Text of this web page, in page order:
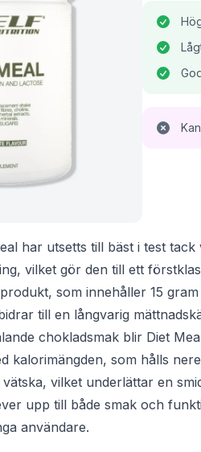
har utsetts till bäst i test
vilket gör den till ett
som innehåller 15
till en långvarig
chokladsmak blir Diet
kalorimängden, som hålls
vilket underlättar en
upp till både smak och
användare.